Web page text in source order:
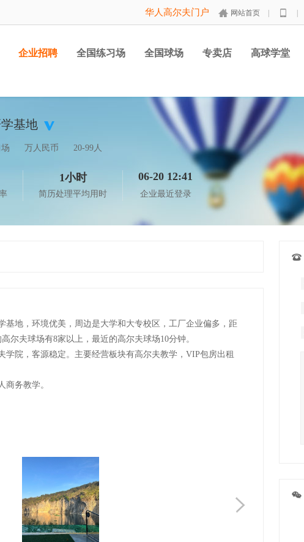
华人高尔夫门户 网站首页
企业招聘 全国练习场 全国球场 专卖店 高球学堂
基地
万人民币 20-99人
1小时
简历处理平均用时
06-20 12:41
企业最近登录
地，环境优美，周边是大学和大专校区，工厂企业偏多，距
尔夫球场有8家以上，最近的高尔夫球场10分钟。
院，客源稳定。主要经营板块有高尔夫教学，VIP包房出租
务教学。